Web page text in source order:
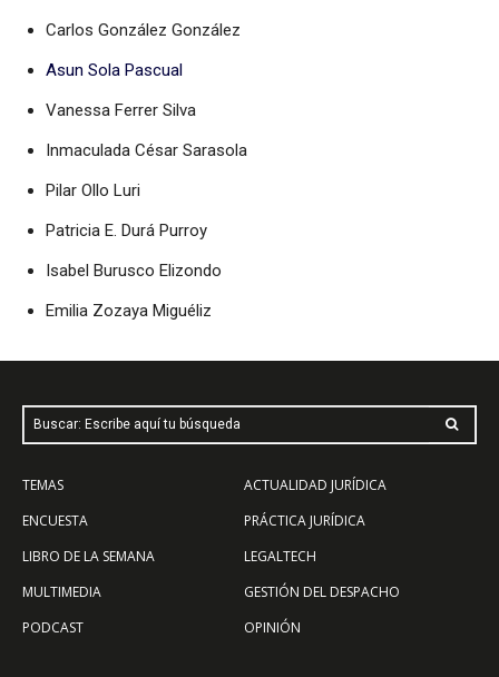
Carlos González González
Asun Sola Pascual
Vanessa Ferrer Silva
Inmaculada César Sarasola
Pilar Ollo Luri
Patricia E. Durá Purroy
Isabel Burusco Elizondo
Emilia Zozaya Miguéliz
Buscar: Escribe aquí tu búsqueda
TEMAS
ENCUESTA
LIBRO DE LA SEMANA
MULTIMEDIA
PODCAST
ACTUALIDAD JURÍDICA
PRÁCTICA JURÍDICA
LEGALTECH
GESTIÓN DEL DESPACHO
OPINIÓN